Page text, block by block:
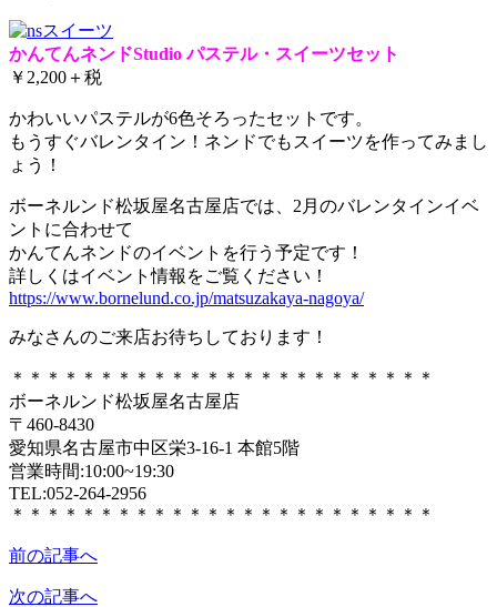
かんてんネンドStudio パステル・スイーツセット
￥2,200＋税
かわいいパステルが6色そろったセットです。
もうすぐバレンタイン！ネンドでもスイーツを作ってみまし
ょう！
ボーネルンド松坂屋名古屋店では、2月のバレンタインイベ
ントに合わせて
かんてんネンドのイベントを行う予定です！
詳しくはイベント情報をご覧ください！
https://www.bornelund.co.jp/matsuzakaya-nagoya/
みなさんのご来店お待ちしております！
＊＊＊＊＊＊＊＊＊＊＊＊＊＊＊＊＊＊＊＊＊＊＊＊
ボーネルンド松坂屋名古屋店
〒460-8430
愛知県名古屋市中区栄3-16-1 本館5階
営業時間:10:00~19:30
TEL:052-264-2956
＊＊＊＊＊＊＊＊＊＊＊＊＊＊＊＊＊＊＊＊＊＊＊＊
前の記事へ
次の記事へ